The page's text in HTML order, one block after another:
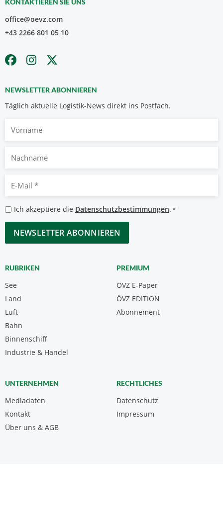
KONTAKTIEREN SIE UNS
office@oevz.com
+43 2266 801 05 10
NEWSLETTER ABONNIEREN
Täglich aktuelle Logistik-News direkt ins Postfach.
Vorname
Nachname
Mail
*
Datenschutzbestimmungen
*
Ich akzeptiere die Datenschutzbestimmungen.*
CAPTCHA
RUBRIKEN
See
Land
Luft
Bahn
Binnenschiff
Industrie & Handel
PREMIUM
ÖVZ E-Paper
Abonnement
ÖVZ EDITION
UNTERNEHMEN
Mediadaten
Kontakt
Über uns & AGB
RECHTLICHES
Datenschutz
Impressum